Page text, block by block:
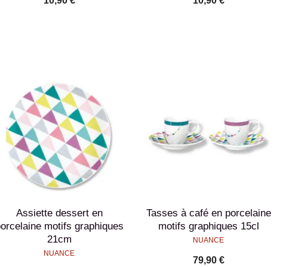
Assiette dessert en
motifs graphiques
21cm
NUANCE
Tasses à café en porcelaine
motifs graphiques 15cl
NUANCE
79,90 €